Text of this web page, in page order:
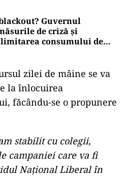
Guvernul
de criză și
limitarea consumului de
zilei de mâine se va
la înlocuirea
făcându-se o propunere
stabilit cu colegii,
campaniei care va fi
Național Liberal în